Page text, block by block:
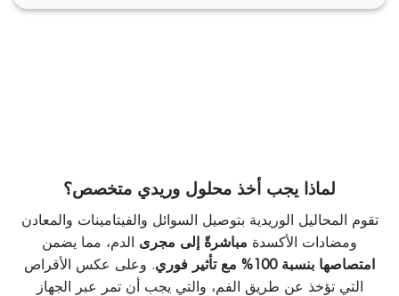
لماذا يجب أخذ محلول وريدي متخصص؟
تقوم المحاليل الوريدية بتوصيل السوائل والفيتامينات والمعادن
ومضادات الأكسدة مباشرةً إلى مجرى الدم، مما يضمن
امتصاصها بنسبة 100% مع تأثير فوري
. وعلى عكس الأقراص
التي تؤخذ عن طريق الفم، والتي يجب أن تمر عبر الجهاز